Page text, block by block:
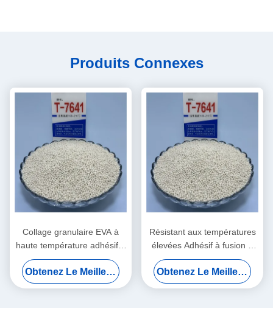
Produits Connexes
Collage granulaire EVA à
haute température adhésif à
fusion chaude non marquant
pour le travail du bois et la
construction
Obtenez Le Meilleur Prix
Résistant aux températures
élevées Adhésif à fusion à
chaud pour le travail du bois
avec une durée de
conservation de 24 mois
Obtenez Le Meilleur Prix